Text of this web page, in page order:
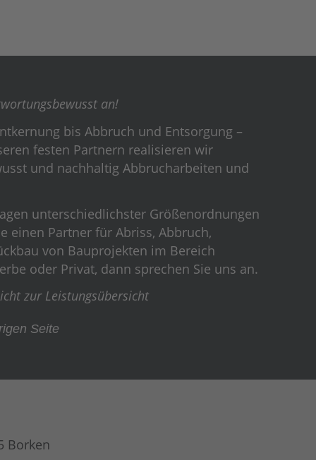
an!
bis Abbruch und Entsorgung –
festen Partnern realisieren wir
und nachhaltig Abbrucharbeiten und
unterschiedlichster Größenordnungen
einen Partner für Abriss, Abbruch,
von Bauprojekten im Bereich
oder Privat, dann sprechen Sie uns an.
zur Leistungsübersicht
Seite
Borken